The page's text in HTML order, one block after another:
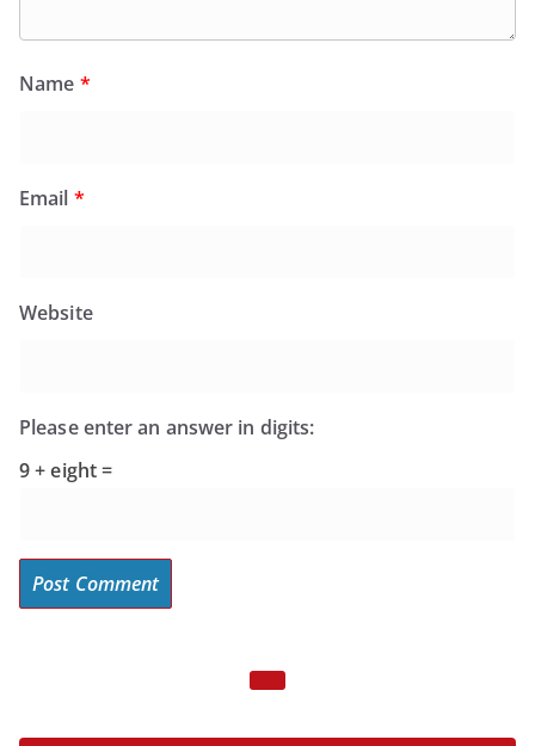
Name *
Email *
Website
Please enter an answer in digits:
9 + eight =